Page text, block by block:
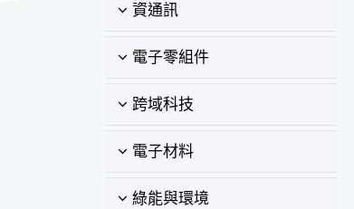
資通訊
電子零組件
跨域科技
電子材料
綠能與環境